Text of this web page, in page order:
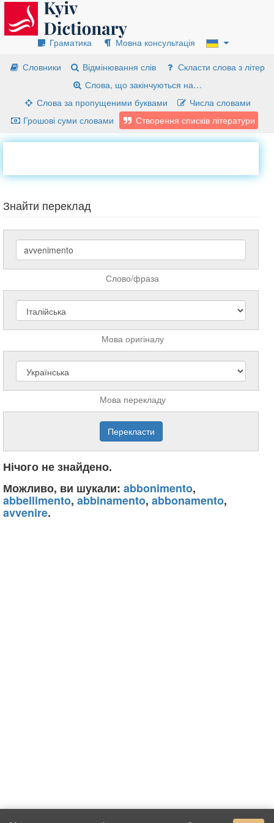
Граматика
Мовна консультація
Словники
Відмінювання слів
Скласти слова з літер
Слова, що закінчуються на…
Слова за пропущеними буквами
Числа словами
Грошові суми словами
Створення списків літератури
Знайти переклад
Слово/фраза
Мова оригіналу
Мова перекладу
Нічого не знайдено.
Можливо, ви шукали: abbonimento,
abbellimento, abbinamento, abbonamento,
avvenire.